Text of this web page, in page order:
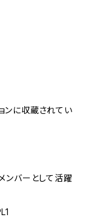
ンに収蔵されてい
ンバーとして活躍